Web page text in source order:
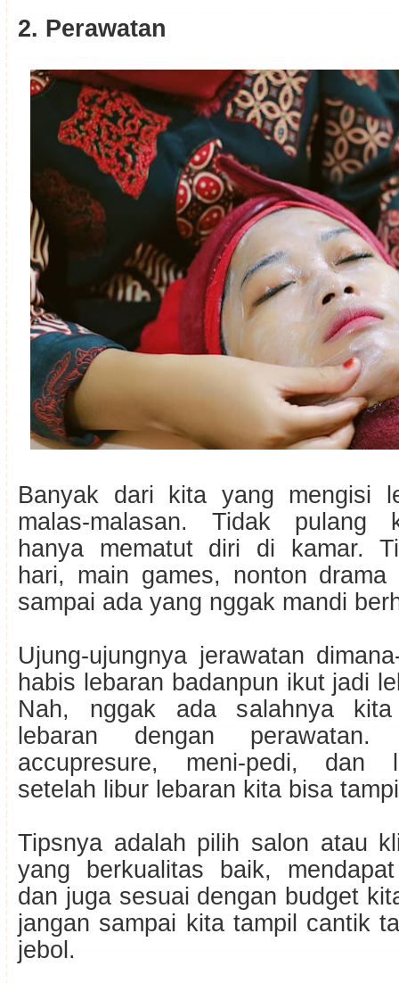
2. Perawatan
Banyak dari kita yang mengisi
malas-malasan. Tidak pulang
hanya mematut diri di kamar.
hari, main games, nonton drama
sampai ada yang nggak mandi
Ujung-ujungnya jerawatan
habis lebaran badanpun ikut jadi
Nah, nggak ada salahnya
lebaran dengan
accupresure, meni-pedi, dan
setelah libur lebaran kita bisa
Tipsnya adalah pilih salon atau
yang berkualitas baik,
dan juga sesuai dengan budget
jangan sampai kita tampil cantik
jebol.